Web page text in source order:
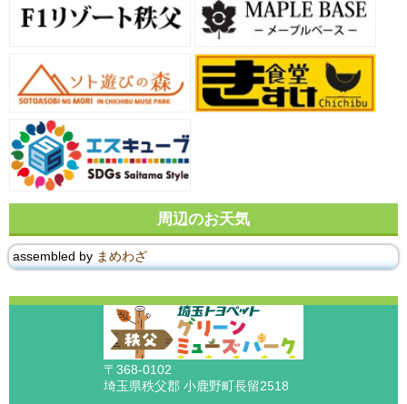
周辺のお天気
assembled by まめわざ
〒368-0102
埼玉県秩父郡 小鹿野町長留2518